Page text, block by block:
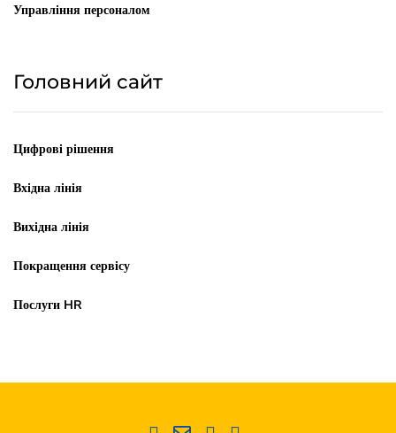
Управління персоналом
Головний сайт
Цифрові рішення
Вхідна лінія
Вихідна лінія
Покращення сервісу
Послуги HR